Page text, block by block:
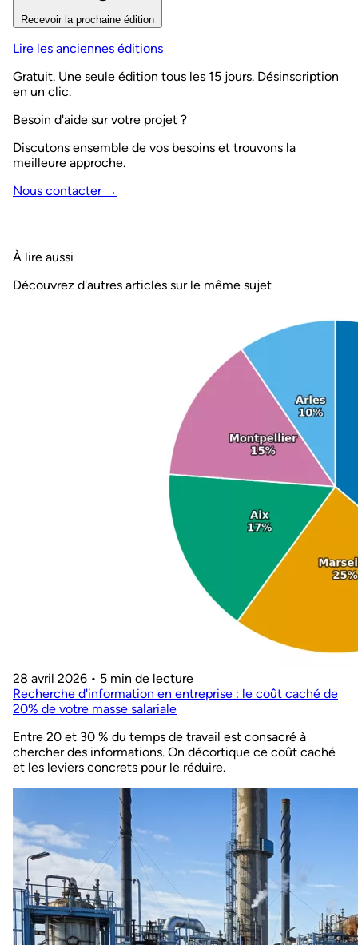
Recevoir la prochaine édition
Lire les anciennes éditions
Gratuit. Une seule édition tous les 15 jours. Désinscription
en un clic.
Besoin d'aide sur votre projet ?
Discutons ensemble de vos besoins et trouvons la
meilleure approche.
Nous contacter →
À lire aussi
Découvrez d'autres articles sur le même sujet
28 avril 2026 • 5 min de lecture
Recherche d'information en entreprise : le coût caché de
20% de votre masse salariale
Entre 20 et 30 % du temps de travail est consacré à
chercher des informations. On décortique ce coût caché
et les leviers concrets pour le réduire.